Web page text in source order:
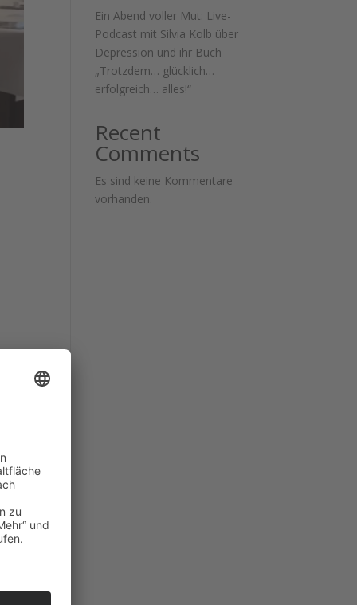
Ein Abend voller Mut: Live-
Podcast mit Silvia Kolb über
Depression und ihr Buch
„Trotzdem… glücklich…
erfolgreich… alles!“
Recent
Comments
Es sind keine Kommentare
vorhanden.